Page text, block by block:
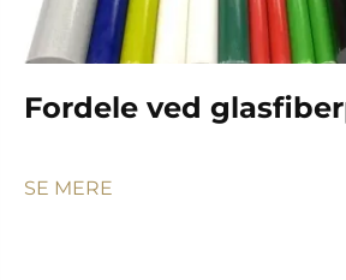
Fordele ved
SE MERE